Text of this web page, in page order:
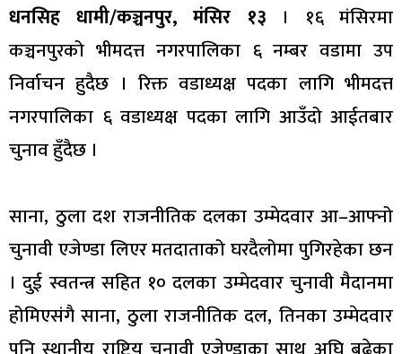
धनसिह धामी/कञ्चनपुर, मंसिर १३ । १६ मंसिरमा
कञ्चनपुरको भीमदत्त नगरपालिका ६ नम्बर वडामा उप
निर्वाचन हुदैछ । रिक्त वडाध्यक्ष पदका लागि भीमदत्त
नगरपालिका ६ वडाध्यक्ष पदका लागि आउँदो आईतबार
चुनाव हुँदैछ ।
साना, ठुला दश राजनीतिक दलका उम्मेदवार आ–आफ्नो
चुनावी एजेण्डा लिएर मतदाताको घरदैलोमा पुगिरहेका छन
। दुई स्वतन्त्र सहित १० दलका उम्मेदवार चुनावी मैदानमा
होमिएसंगै साना, ठुला राजनीतिक दल, तिनका उम्मेदवार